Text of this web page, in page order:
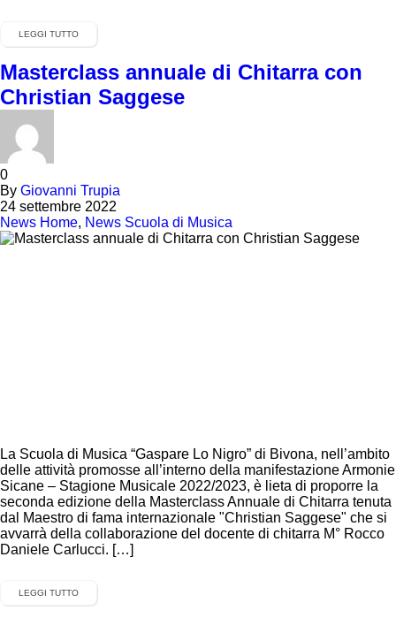
LEGGI TUTTO
Masterclass annuale di Chitarra con
Christian Saggese
0
By Giovanni Trupia
24 settembre 2022
News Home, News Scuola di Musica
La Scuola di Musica “Gaspare Lo Nigro” di Bivona, nell’ambito
delle attività promosse all’interno della manifestazione Armonie
Sicane – Stagione Musicale 2022/2023, è lieta di proporre la
seconda edizione della Masterclass Annuale di Chitarra tenuta
dal Maestro di fama internazionale "Christian Saggese" che si
avvarrà della collaborazione del docente di chitarra M° Rocco
Daniele Carlucci. […]
LEGGI TUTTO